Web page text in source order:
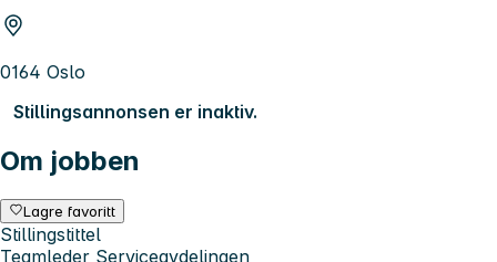
0164 Oslo
Stillingsannonsen er inaktiv.
Om jobben
Lagre favoritt
Stillingstittel
Teamleder Serviceavdelingen